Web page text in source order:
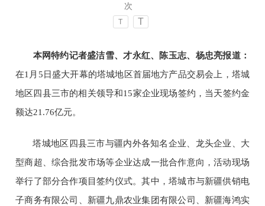
次
T T
本网特约记者盛洁雪、才永红、陈玉志、杨忠亮报道：
在1月5日盛大开幕的塔城地区首届地方产品交易会上，塔城
地区四县三市的相关领导和15家企业现场签约，当天签约金
额达21.76亿元。
塔城地区四县三市与疆内外各知名企业、龙头企业、大
型商超、综合批发市场等企业达成一批合作意向，活动现场
举行了部分合作项目签约仪式。其中，塔城市与新疆供销电
子商务有限公司、新疆九鼎农业集团有限公司、新疆海鸿实